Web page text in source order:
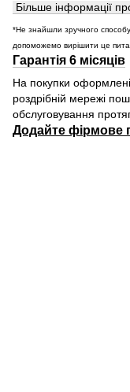
Більше інформації
*Не знайшли зручного
допоможемо вирішити це
Гарантія 6 місяців
На покупки
роздрібній мережі
обслуговування
Додайте фірмове